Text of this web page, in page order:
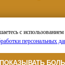
с
персональных
+7 977 176 34 10